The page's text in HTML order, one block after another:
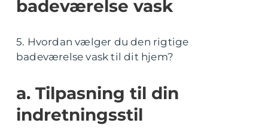
badeværelse vask
5. Hvordan vælger du den rigtige
badeværelse vask til dit hjem?
a. Tilpasning til din
indretningsstil